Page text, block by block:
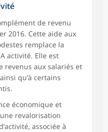
de revenu
2016. Cette aide aux
remplace la
activité. Elle est
revenus aux salariés et
qu’à certains
économique et
revalorisation
associée à